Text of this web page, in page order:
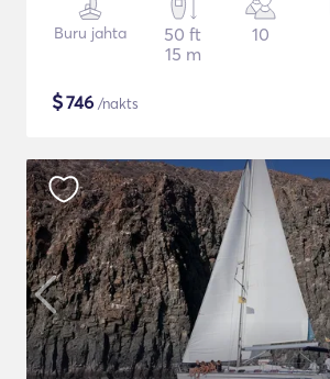
Buru jahta
50 ft
15 m
10
$746 /nakts